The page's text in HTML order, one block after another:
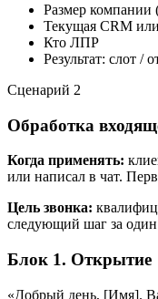
Размер компании
Текущая CRM
Кто ЛПР
Результат: слот /
Сценарий 2
Обработка
Когда применять:
или написал в чат.
Цель звонка:
следующий шаг за
Блок 1. Открытие
«Добрый день, [Имя].